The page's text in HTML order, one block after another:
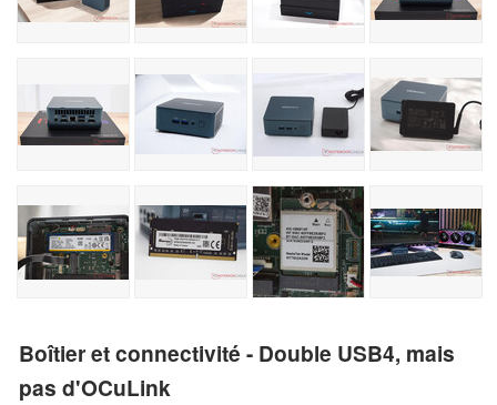
Boîtier et connectivité - Double USB4, mais
pas d'OCuLink